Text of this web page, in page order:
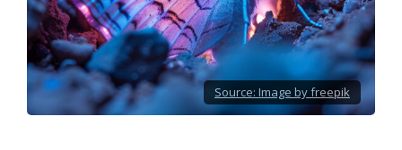
Source: Image by freepik